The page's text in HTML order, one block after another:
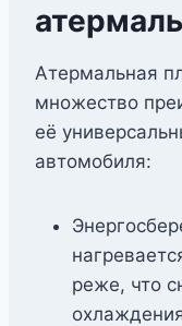
Атермальная
множество
её
автомобиля:
реже, что